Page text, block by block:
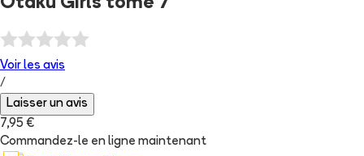
Otaku Girls tome 7
Voir les avis
/
Laisser un avis
7,95 €
Commandez-le en ligne maintenant